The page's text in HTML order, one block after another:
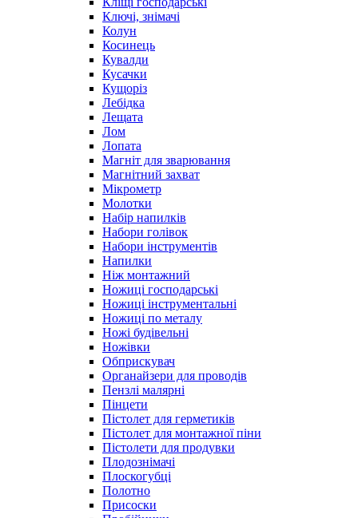
Ключі, знімачі
Колун
Косинець
Кувалди
Кусачки
Кущоріз
Лебідка
Лещата
Лом
Лопата
Магніт для зварювання
Магнітний захват
Мікрометр
Молотки
Набір напилків
Набори голівок
Набори інструментів
Напилки
Ніж монтажний
Ножиці господарські
Ножиці інструментальні
Ножиці по металу
Ножі будівельні
Ножівки
Обприскувач
Органайзери для проводів
Пензлі малярні
Пінцети
Пістолет для герметиків
Пістолет для монтажної піни
Пістолети для продувки
Плодознімачі
Плоскогубці
Полотно
Присоски